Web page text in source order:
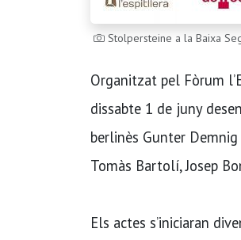
Stolpersteine a la Baixa
Organitzat pel Fòrum
dissabte 1 de juny
berlinès Gunter
Tomàs Bartolí, Josep
Els actes s’iniciaran